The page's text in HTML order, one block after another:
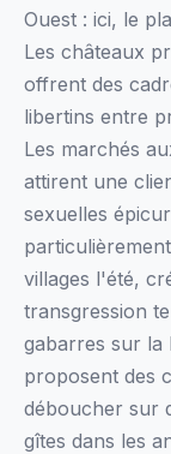
Ouest : ici, le
Les châteaux
offrent des
libertins entre
Les marchés
attirent une
sexuelles
villages l'été,
transgression
gabarres sur la
proposent des
déboucher sur
gîtes dans les